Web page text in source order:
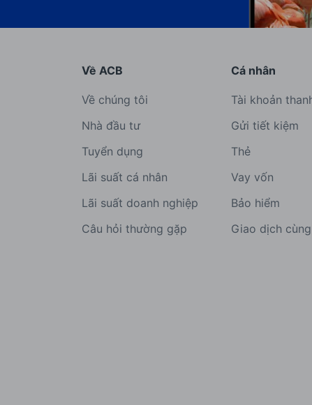
Về ACB
Về chúng tôi
Nhà đầu tư
Tuyển dụng
Lãi suất cá nhân
Lãi suất doanh nghiệp
Câu hỏi thường gặp
Cá nhân
Tài khoản
Gửi tiết kiệm
Thẻ
Vay vốn
Bảo hiểm
Giao dịch